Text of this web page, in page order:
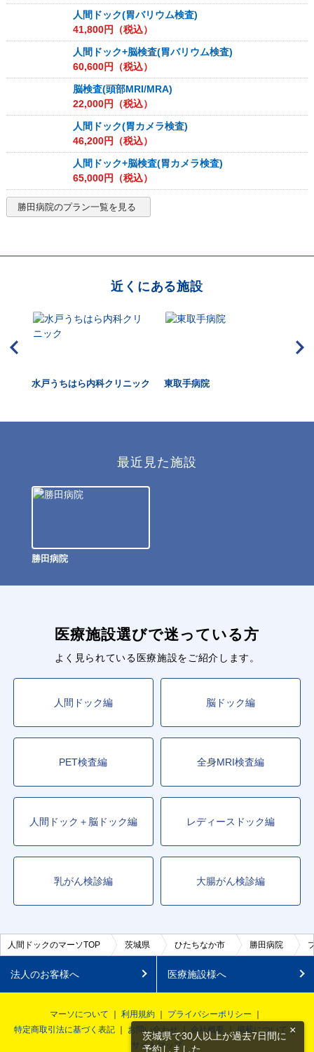
人間ドック(胃バリウム検査)
41,800円（税込）
人間ドック+脳検査(胃バリウム検査)
60,600円（税込）
脳検査(頭部MRI/MRA)
22,000円（税込）
人間ドック(胃カメラ検査)
46,200円（税込）
人間ドック+脳検査(胃カメラ検査)
65,000円（税込）
勝田病院のプラン一覧を見る
近くにある施設
水戸うちはら内科クリニック 東取手病院
最近見た施設
勝田病院
医療施設選びで迷っている方
よく見られている医療施設をご紹介します。
人間ドック編 脳ドック編
PET検査編 全身MRI検査編
人間ドック＋脳ドック編 レディースドック編
乳がん検診編 大腸がん検診編
人間ドックのマーソTOP 茨城県 ひたちなか市 勝田病院
法人のお客様へ 医療施設様へ
マーソについて 利用規約
プライバシーポリシー
特定商取引法に基づく表記
お問い合わせ 会社概要
掲載について
サイトマップ
茨城県で30人以上が過去7日間に
予約しました
×